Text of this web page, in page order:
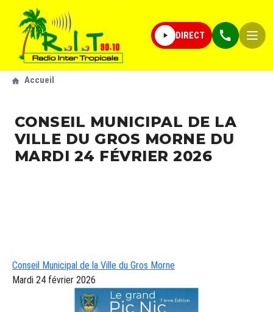
Aller au contenu principal
Navigation principale
DIRECT
Fil d'Ariane
Accueil
CONSEIL MUNICIPAL DE LA
VILLE DU GROS MORNE DU
MARDI 24 FÉVRIER 2026
Conseil Municipal de la Ville du Gros Morne
Mardi 24 février 2026